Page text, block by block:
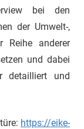
bei den
der Umwelt-,
Reihe anderer
und dabei
detailliert und
https://eike-